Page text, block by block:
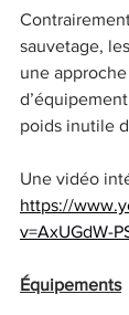
sauvetage,
une
poids inutile
Une vidéo
https://
v=AxUGdW-
Équipements